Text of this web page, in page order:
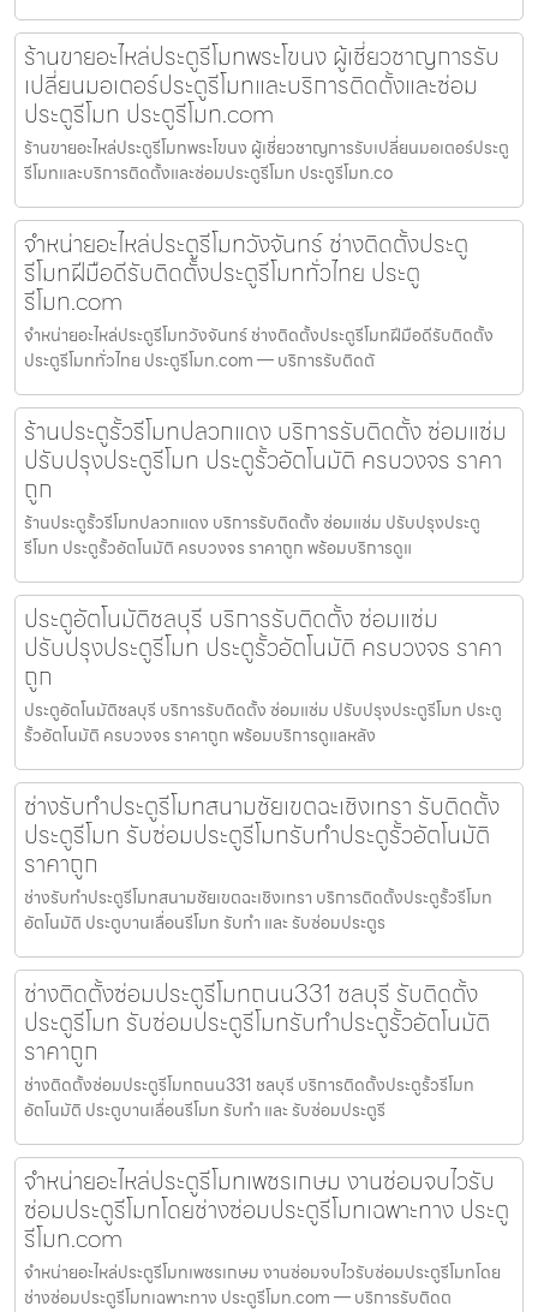
ร้านขายอะไหล่ประตูรีโมทพระโขนง ผู้เชี่ยวชาญการรับ
เปลี่ยนมอเตอร์ประตูรีโมทและบริการติดตั้งและซ่อม
ประตูรีโมท ประตูรีโมท.com
ร้านขายอะไหล่ประตูรีโมทพระโขนง ผู้เชี่ยวชาญการรับเปลี่ยนมอเตอร์ประตู
รีโมทและบริการติดตั้งและซ่อมประตูรีโมท ประตูรีโมท.co
จำหน่ายอะไหล่ประตูรีโมทวังจันทร์ ช่างติดตั้งประตู
รีโมทฝีมือดีรับติดตั้งประตูรีโมททั่วไทย ประตู
รีโมท.com
จำหน่ายอะไหล่ประตูรีโมทวังจันทร์ ช่างติดตั้งประตูรีโมทฝีมือดีรับติดตั้ง
ประตูรีโมททั่วไทย ประตูรีโมท.com — บริการรับติดตั
ร้านประตูรั้วรีโมทปลวกแดง บริการรับติดตั้ง ซ่อมแซ่ม
ปรับปรุงประตูรีโมท ประตูรั้วอัตโนมัติ ครบวงจร ราคา
ถูก
ร้านประตูรั้วรีโมทปลวกแดง บริการรับติดตั้ง ซ่อมแซ่ม ปรับปรุงประตู
รีโมท ประตูรั้วอัตโนมัติ ครบวงจร ราคาถูก พร้อมบริการดูแ
ประตูอัตโนมัติชลบุรี บริการรับติดตั้ง ซ่อมแซ่ม
ปรับปรุงประตูรีโมท ประตูรั้วอัตโนมัติ ครบวงจร ราคา
ถูก
ประตูอัตโนมัติชลบุรี บริการรับติดตั้ง ซ่อมแซ่ม ปรับปรุงประตูรีโมท ประตู
รั้วอัตโนมัติ ครบวงจร ราคาถูก พร้อมบริการดูแลหลัง
ช่างรับทำประตูรีโมทสนามชัยเขตฉะเชิงเทรา รับติดตั้ง
ประตูรีโมท รับซ่อมประตูรีโมทรับทำประตูรั้วอัตโนมัติ
ราคาถูก
ช่างรับทำประตูรีโมทสนามชัยเขตฉะเชิงเทรา บริการติดตั้งประตูรั้วรีโมท
อัตโนมัติ ประตูบานเลื่อนรีโมท รับทำ และ รับซ่อมประตูร
ช่างติดตั้งซ่อมประตูรีโมทถนน331 ชลบุรี รับติดตั้ง
ประตูรีโมท รับซ่อมประตูรีโมทรับทำประตูรั้วอัตโนมัติ
ราคาถูก
ช่างติดตั้งซ่อมประตูรีโมทถนน331 ชลบุรี บริการติดตั้งประตูรั้วรีโมท
อัตโนมัติ ประตูบานเลื่อนรีโมท รับทำ และ รับซ่อมประตูรี
จำหน่ายอะไหล่ประตูรีโมทเพชรเกษม งานซ่อมจบไวรับ
ซ่อมประตูรีโมทโดยช่างซ่อมประตูรีโมทเฉพาะทาง ประตู
รีโมท.com
จำหน่ายอะไหล่ประตูรีโมทเพชรเกษม งานซ่อมจบไวรับซ่อมประตูรีโมทโดย
ช่างซ่อมประตูรีโมทเฉพาะทาง ประตูรีโมท.com — บริการรับติดต